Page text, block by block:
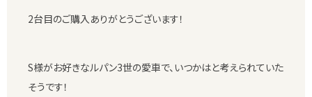
2台目のご購入ありがとうございます！
S様がお好きなルパン3世の愛車で、いつかはと考えられていた
そうです！